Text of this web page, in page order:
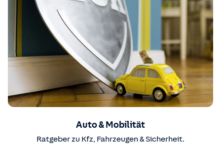
Auto & Mobilität
Ratgeber zu Kfz, Fahrzeugen & Sicherheit.